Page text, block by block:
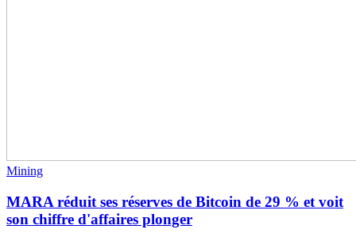
Mining
MARA réduit ses réserves de Bitcoin de 29 % et voit
son chiffre d'affaires plonger